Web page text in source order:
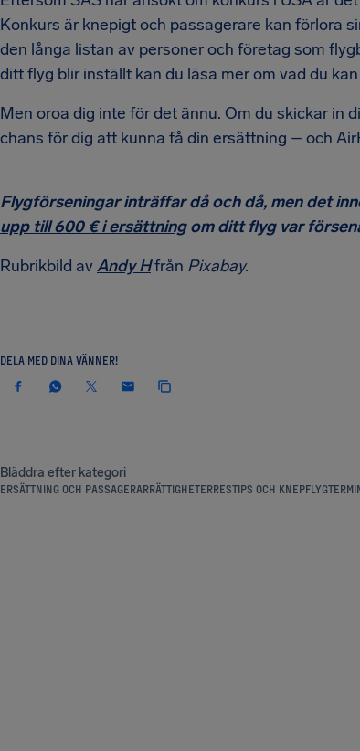
Konkurs är knepigt och passagerare kan förlora
den långa listan av personer och företag som
ditt flyg blir inställt kan du läsa mer om vad du
Men oroa dig inte för det ännu. Om du skickar in
chans för dig att kunna få din ersättning – och
Flygförseningar inträffar då och då, men det
upp till 600 € i ersättningom ditt flyg var
Rubrikbild avAndy Hfrån Pixabay.
DELA MED DINA VÄNNER!
Bläddra efter kategori
ERSÄTTNING OCH PASSAGERARRÄTTIGHETERRESTIPS OCH KNEP